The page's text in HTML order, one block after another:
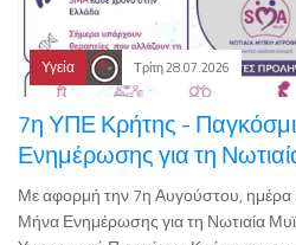
Υγεία Τρίτη 28.07.2026
7η ΥΠΕ Κρήτης -
Ενημέρωσης για τη
Με αφορμή την 7η Αυγούστου,
Μήνα Ενημέρωσης για τη Νωτιαία